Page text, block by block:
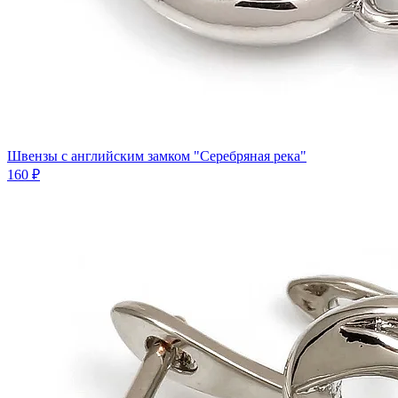
Швензы с английским замком "Серебряная река"
160 ₽